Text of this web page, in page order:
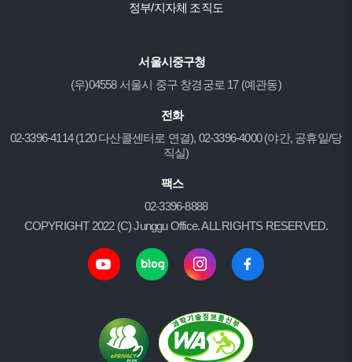
정부/지자체 조직도
서울시중구청
(우)04558 서울시 중구 창경궁로 17 (예관동)
전화
02-3396-4114 (120 다산콜센터로 연결), 02-3396-4000 (야간, 공휴일/당
직실)
팩스
02-3396-8888
COPYRIGHT 2022 (C) Junggu Office. ALL RIGHTS RESERVED.